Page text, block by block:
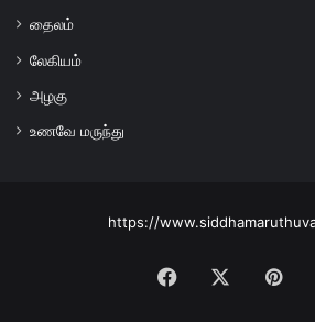
தைலம்
லேகியம்
அழகு
உணவே மருந்து
https://
Facebook